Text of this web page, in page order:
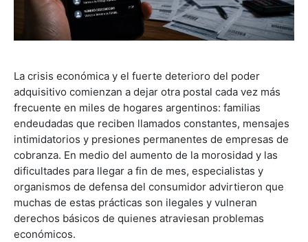
La crisis económica y el fuerte deterioro del poder
adquisitivo comienzan a dejar otra postal cada vez más
frecuente en miles de hogares argentinos: familias
endeudadas que reciben llamados constantes, mensajes
intimidatorios y presiones permanentes de empresas de
cobranza. En medio del aumento de la morosidad y las
dificultades para llegar a fin de mes, especialistas y
organismos de defensa del consumidor advirtieron que
muchas de estas prácticas son ilegales y vulneran
derechos básicos de quienes atraviesan problemas
económicos.